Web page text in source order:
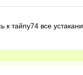
тайпу74 все